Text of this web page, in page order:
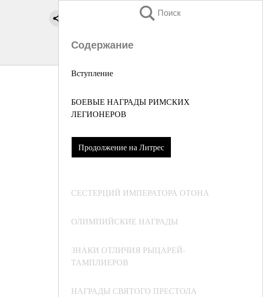
Поиск
Содержание
Вступление
БОЕВЫЕ НАГРАДЫ РИМСКИХ
ЛЕГИОНЕРОВ
Продолжение на Литрес
СЕСТЕРЦИЙ ИМПЕРАТОРА ОТОНА
ОЛИМПИЙСКИЕ НАГРАДЫ
ЗНАКИ ОТЛИЧИЯ РЫЦАРЕЙ-
ТАМПЛИЕРОВ
НАГРАДЫ СВЯТОГО ПРЕСТОЛА